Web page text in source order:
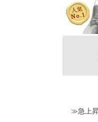
≫急上